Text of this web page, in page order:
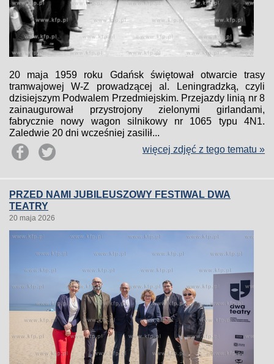
20 maja 1959 roku Gdańsk świętował otwarcie trasy
tramwajowej W-Z prowadzącej al. Leningradzką, czyli
dzisiejszym Podwalem Przedmiejskim. Przejazdy linią nr 8
zainaugurował przystrojony zielonymi girlandami,
fabrycznie nowy wagon silnikowy nr 1065 typu 4N1.
Zaledwie 20 dni wcześniej zasilił...
więcej zdjęć z tego tematu »
PRZED NAMI JUBILEUSZOWY FESTIWAL DWA
TEATRY
20 maja 2026